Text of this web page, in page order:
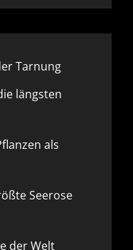
Tarnung
längsten
als
Seerose
der Welt